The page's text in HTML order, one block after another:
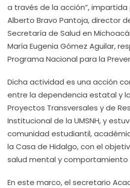
a través de la acción”,
Alberto Bravo Pantoja, director
Secretaría de Salud en
María Eugenia Gómez Aguilar,
Programa Nacional para la
Dicha actividad es una acción
entre la dependencia estatal y
Proyectos Transversales y de
Institucional de la UMSNH, y
comunidad estudiantil,
la Casa de Hidalgo, con el
salud mental y comportamiento
En este marco, el secretario